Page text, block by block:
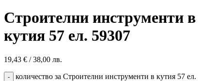
Строителни инструменти в
кутия 57 ел. 59307
19,43 € / 38,00 лв.
количество за Строителни инструменти в кутия 57 ел.